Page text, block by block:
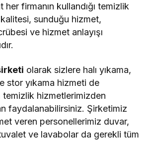
firmanın kullandığı temizlik
sunduğu hizmet,
ve hizmet anlayışı
olarak sizlere halı yıkama,
stor yıkama hizmeti de
hizmetlerimizden
faydalanabilirsiniz. Şirketimiz
veren personellerimiz duvar,
ve lavabolar da gerekli tüm